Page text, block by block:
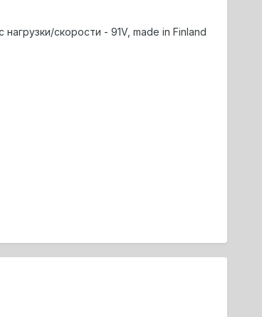
скорости - 91V, made in Finland